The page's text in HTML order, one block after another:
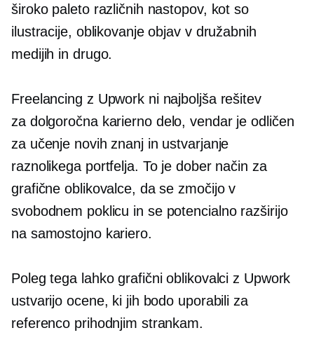
široko paleto različnih nastopov, kot so
ilustracije, oblikovanje objav v družabnih
medijih in drugo.
Freelancing z Upwork ni najboljša rešitev
za dolgoročnakarierno delo, vendar je odličen
za učenje novih znanj in ustvarjanje
raznolikega portfelja. To je dober način za
grafične oblikovalce, da se zmočijo v
svobodnem poklicu in se potencialno razširijo
na samostojno kariero.
Poleg tega lahko grafični oblikovalci z Upwork
ustvarijo ocene, ki jih bodo uporabili za
referenco prihodnjim strankam.